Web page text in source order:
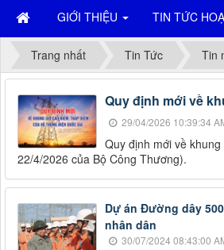
GIỚI THIỆU TIN TỨC
Trang nhất Tin Tức Tin
Quy định mới về
29/04/2026 10:39:34
Quy định mới về
22/4/2026 của Bộ Công Thương).
Dự án Đường dây
nhân dân
30/07/2024 08:43:00